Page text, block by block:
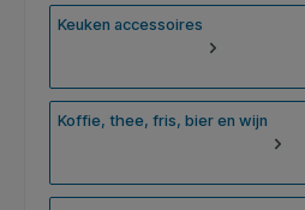
Keuken accessoires
Koffie, thee, fris, bier en wijn